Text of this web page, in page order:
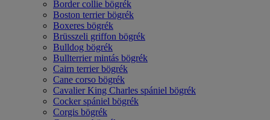
Border collie bögrék
Boston terrier bögrék
Boxeres bögrék
Brüsszeli griffon bögrék
Bulldog bögrék
Bullterrier mintás bögrék
Cairn terrier bögrék
Cane corso bögrék
Cavalier King Charles spániel bögrék
Cocker spániel bögrék
Corgis bögrék